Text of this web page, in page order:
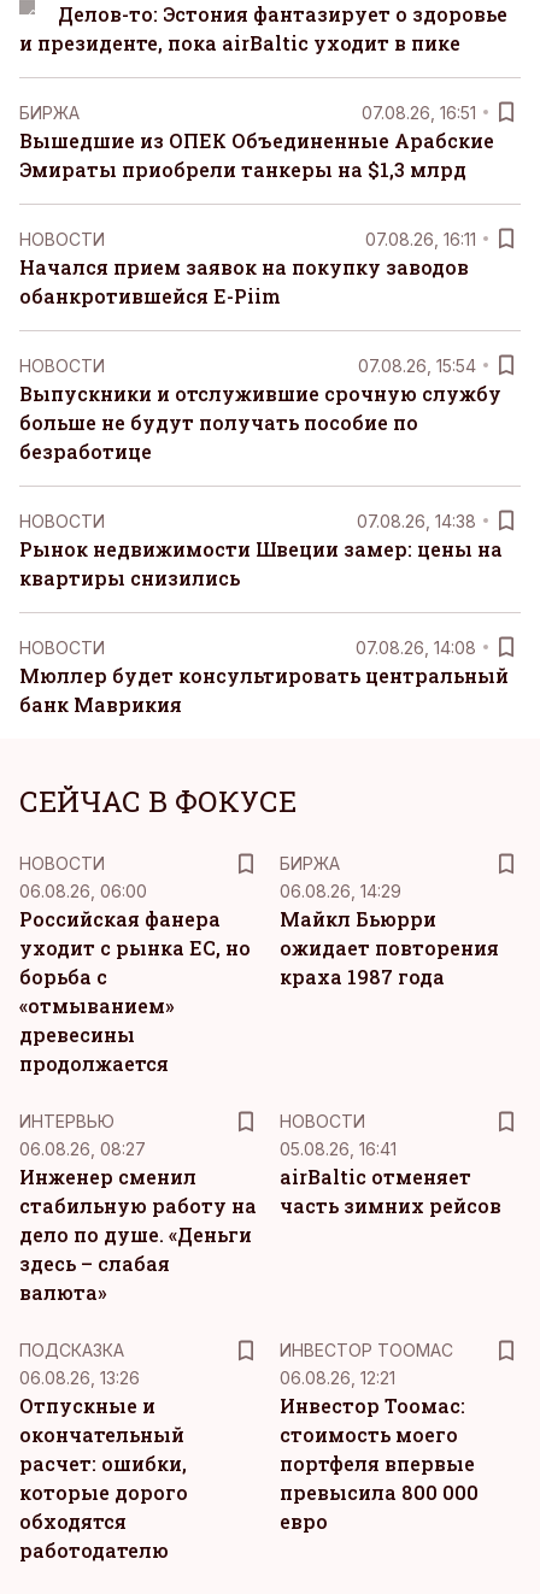
Делов-то: Эстония фантазирует о здоровье
и президенте, пока airBaltic уходит в пике
БИРЖА 07.08.26, 16:51
Вышедшие из ОПЕК Объединенные Арабские
Эмираты приобрели танкеры на $1,3 млрд
НОВОСТИ 07.08.26, 16:11
Начался прием заявок на покупку заводов
обанкротившейся E-Piim
НОВОСТИ 07.08.26, 15:54
Выпускники и отслужившие срочную службу
больше не будут получать пособие по
безработице
НОВОСТИ 07.08.26, 14:38
Рынок недвижимости Швеции замер: цены на
квартиры снизились
НОВОСТИ 07.08.26, 14:08
Мюллер будет консультировать центральный
банк Маврикия
СЕЙЧАС В ФОКУСЕ
НОВОСТИ
06.08.26, 06:00
Российская фанера
уходит с рынка ЕС, но
борьба с
«отмыванием»
древесины
продолжается
БИРЖА
06.08.26, 14:29
Майкл Бьюрри
ожидает повторения
краха 1987 года
ИНТЕРВЬЮ
06.08.26, 08:27
Инженер сменил
стабильную работу на
дело по душе. «Деньги
здесь – слабая
валюта»
НОВОСТИ
05.08.26, 16:41
airBaltic отменяет
часть зимних рейсов
ПОДСКАЗКА
06.08.26, 13:26
Отпускные и
окончательный
расчет: ошибки,
которые дорого
обходятся
работодателю
ИНВЕСТОР ТООМАС
06.08.26, 12:21
Инвестор Тоомас:
стоимость моего
портфеля впервые
превысила 800 000
евро